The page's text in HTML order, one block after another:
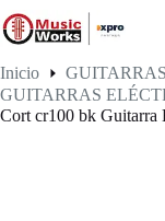
al
contenido
Inicio
GUITARRAS
Cort cr100 bk Guitarra